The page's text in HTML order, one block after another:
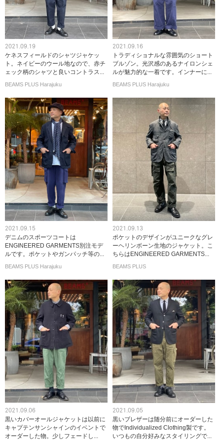
2021.09.19
ケネスフィールドのシャツジャケッ
ト。ネイビーのウール地なので、赤チ
ェック柄のシャツと良いコントラス...
BEAMS PLUS Harajuku
2021.09.16
トラディショナルな雰囲気のショート
ブルゾン。光沢感のあるナイロンシェ
ルが魅力的な一着です。インナーに...
BEAMS PLUS Harajuku
2021.09.15
デニムのスポーツコートは
ENGINEERED GARMENTS別注モデ
ルです。ポケットやガンパッチ等の...
BEAMS PLUS Harajuku
2021.09.13
ポケットのデザインがユニークなグレ
ーヘリンボーン生地のジャケット。こ
ちらはENGINEERED GARMENTS...
BEAMS PLUS
2021.09.06
黒いカバーオールジャケットは以前に
キャプテンサンシャインのイベントで
オーダーした物。少しフェードし...
2021.09.05
黒いブレザーは随分前にオーダーした
物でIndividualized Clothing製です。
いつもの自分好みなスタイリングで...